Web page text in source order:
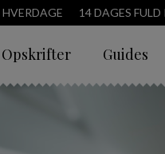
14 DAGES FULD
Opskrifter Guides